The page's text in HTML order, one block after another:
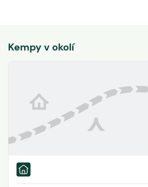
Kempy v okolí